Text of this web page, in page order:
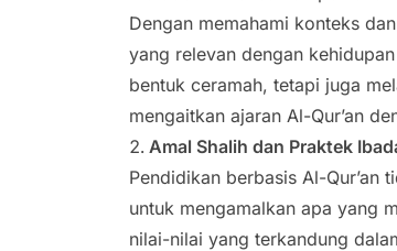
Dengan memahami konteks
yang relevan dengan
bentuk ceramah, tetapi juga
mengaitkan ajaran Al-Qur’an
Amal Shalih dan Praktek
Pendidikan berbasis Al-Qur’an
untuk mengamalkan apa yang
nilai-nilai yang terkandung